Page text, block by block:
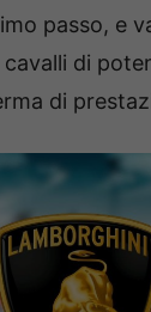
passo, e
di
di